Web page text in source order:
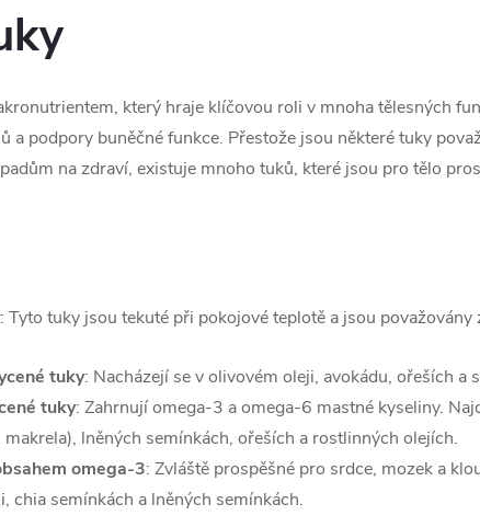
který hraje klíčovou roli v mnoha tělesných
a podpory buněčné funkce. Přestože jsou některé tuky
na zdraví, existuje mnoho tuků, které jsou pro tělo
: Tyto tuky jsou tekuté při pokojové teplotě a jsou považovány
tuky: Nacházejí se v olivovém oleji, avokádu, ořeších a
tuky: Zahrnují omega-3 a omega-6 mastné kyseliny.
makrela), lněných semínkách, ořeších a rostlinných olejích.
omega-3: Zvláště prospěšné pro srdce, mozek a
chia semínkách a lněných semínkách.